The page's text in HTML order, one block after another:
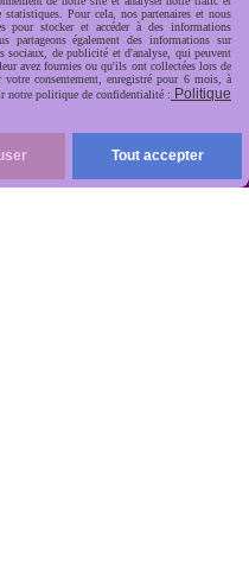
sécurisée
Pour cela, nos partenaires et nous
pour stocker et accéder à des informations
partageons également des informations sur
sociaux, de publicité et d'analyse, qui peuvent
avez fournies ou qu'ils ont collectées lors de
consentement, enregistré pour 6 mois, à
notre politique de confidentialité : Politique
Tout accepter